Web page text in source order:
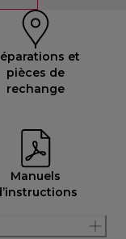
et
pièces de
rechange
Manuels